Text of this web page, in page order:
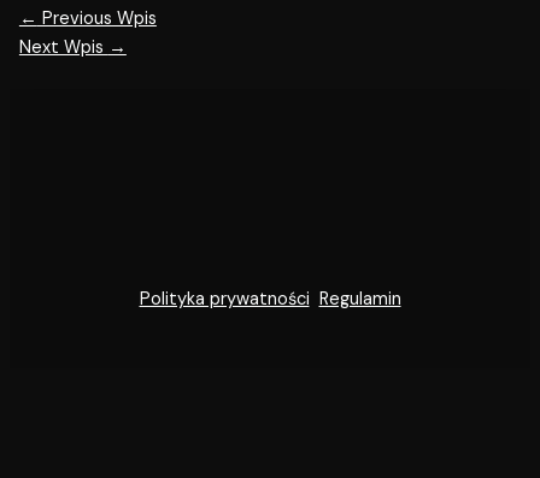
← Previous Wpis
Next Wpis →
Polityka prywatności Regulamin